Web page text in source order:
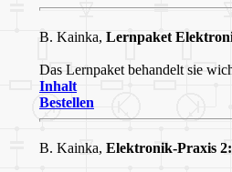
B. Kainka, Lernpaket
Das Lernpaket behandelt sie
Inhalt
Bestellen
B. Kainka, Elektronik-Praxis 2: